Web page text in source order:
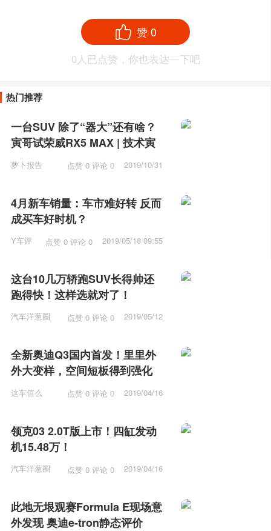
赞0
0人已点赞，你也表达一下吧
热门推荐
一台SUV 除了“器大”还有啥？
寅哥试荣威RX5 MAX | 技术寅
萝卜报告 点赞 0 评论 0
2019/10/31
4月新车销量：车市难好转 反而
成买车好时机？
Y车评 点赞 0 评论 0 2019/05/18 09:55
这台10几万轿跑SUV长得帅还
跑得快！这样选就对了！
汽车洋葱圈 点赞 0 评论 0
2019/05/12
全新奥迪Q3国内首发！里里外
外大变样，空间短板得到强化
这车值么 点赞 0 评论 0
2019/04/16
领克03 2.0T版上市！四缸发动
机15.48万！
汽车洋葱圈 点赞 0 评论 0
2019/04/16
此地无垠观赛Formula E现场意
外发现 奥迪e-tron静态评价